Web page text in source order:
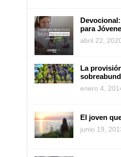
para
abril 22,
La
enero 4,
El joven
junio 19,